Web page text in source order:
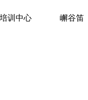
培训中心 嶰谷笛